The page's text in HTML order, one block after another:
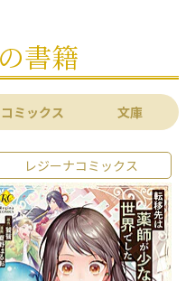
書籍
コミックス 文庫
レジーナコミックス